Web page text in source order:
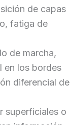
de capas
fatiga de
de marcha,
en los bordes
diferencial de
superficiales o